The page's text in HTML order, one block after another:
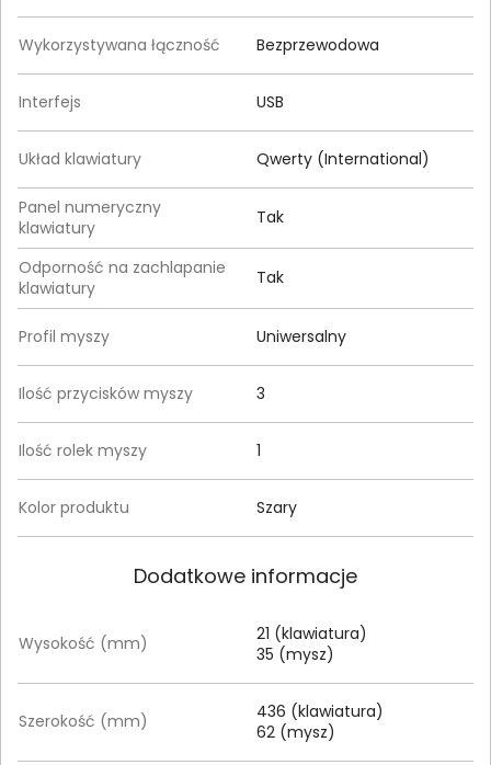
Wykorzystywana łączność Bezprzewodowa
Interfejs USB
Układ klawiatury Qwerty (International)
Panel numeryczny
klawiatury
Tak
Odporność na zachlapanie
klawiatury
Tak
Profil myszy Uniwersalny
Ilość przycisków myszy 3
Ilość rolek myszy 1
Kolor produktu Szary
Dodatkowe informacje
Wysokość (mm)
21 (klawiatura)
35 (mysz)
Szerokość (mm)
436 (klawiatura)
62 (mysz)